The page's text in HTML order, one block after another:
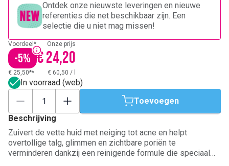
Ontdek onze nieuwste leveringen en nieuwe
referenties die net beschikbaar zijn. Een
selectie die u niet mag missen!
Voordeel*
-5%
Onze prijs
€ 24,20
€ 25,50** € 60,50 /
In voorraad (web)
Toevoegen
Beschrijving
Zuivert de vette huid met neiging tot acne en helpt
overtollige talg, glimmen en zichtbare poriën te
verminderen dankzij een reinigende formule die speciaal